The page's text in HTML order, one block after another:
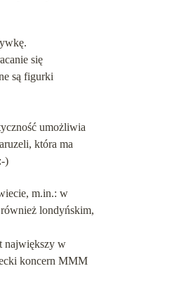
się
są figurki
umożliwia
która ma
)
m.in.: w
londyńskim,
największy w
koncern MMM